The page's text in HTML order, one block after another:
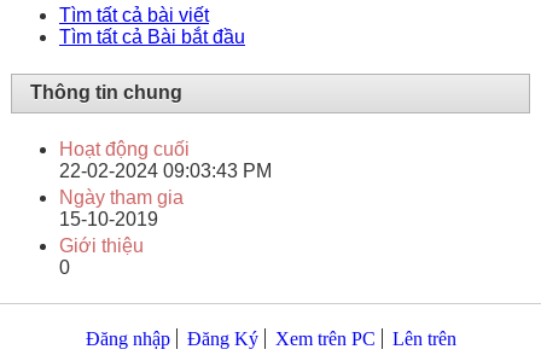
Tìm tất cả bài viết
Tìm tất cả Bài bắt đầu
Thông tin chung
Hoạt động cuối
22-02-2024 09:03:43 PM
Ngày tham gia
15-10-2019
Giới thiệu
0
Đăng nhập Đăng Ký Xem trên PC Lên trên